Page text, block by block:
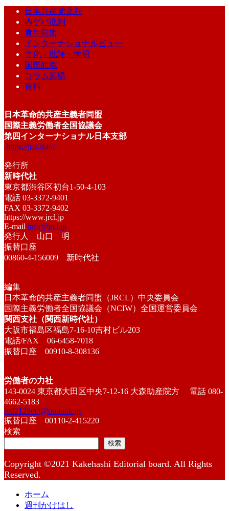
日本共産党批判
内ゲバ批判
青年同盟
インターナショナルビュー
文化・批評・学習
国際組織
コラム架橋
資料
日本革命的共産主義者同盟
国際主義労働者全国協議会
第四インターナショナル日本支部
https://jrcl.info/
発行所
新時代社
東京都渋谷区初台1-50-4-103
電話 03-3372-9401
FAX 03-3372-9402
https://www.jrcl.jp
E-mail info@jrcl.jp
発行人 山口 明
振替口座
00860-4-156009 新時代社
編集
日本革命的共産主義者同盟（JRCL）中央委員会
国際主義労働者全国協議会（NCIW）全国運営委員会
関西支社（関西新時代社）
大阪市福島区福島7-16-10吉村ビル203
電話/FAX 06-6458-7018
振替口座 00910-8-308136
労働者の力社
143-0024 東京都大田区中央7-12-16 大森助産院方 電話 080-
4662-5183
red2129oct@outlook.jp
振替口座 00110-2-415220
検索
検索
Copyright ©2021 Kakehashi Editorial board. All Rights
Reserved.
ホーム
週刊かけはし